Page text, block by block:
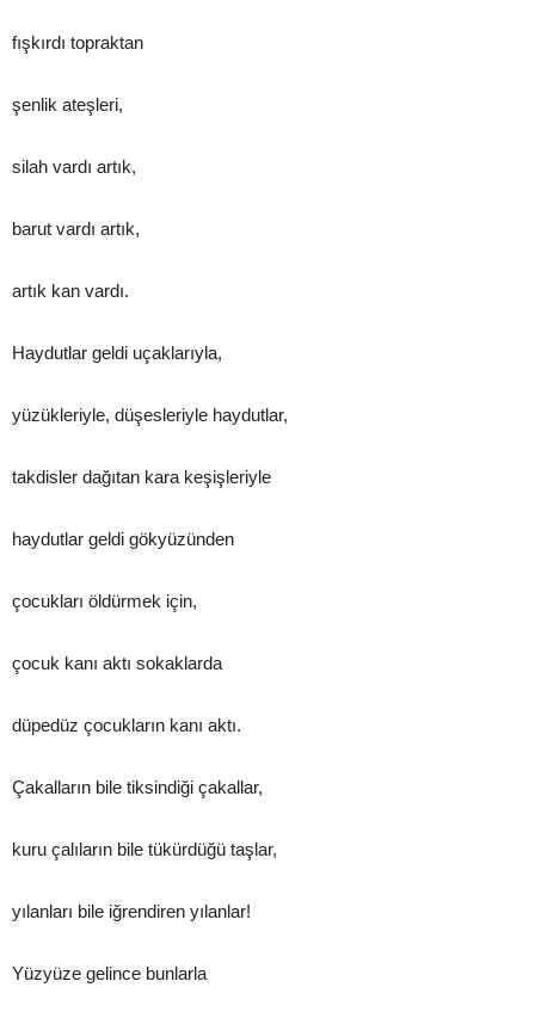
fışkırdı topraktan
şenlik ateşleri,
silah vardı artık,
barut vardı artık,
artık kan vardı.
Haydutlar geldi uçaklarıyla,
yüzükleriyle, düşesleriyle haydutlar,
takdisler dağıtan kara keşişleriyle
haydutlar geldi gökyüzünden
çocukları öldürmek için,
çocuk kanı aktı sokaklarda
düpedüz çocukların kanı aktı.
Çakalların bile tiksindiği çakallar,
kuru çalıların bile tükürdüğü taşlar,
yılanları bile iğrendiren yılanlar!
Yüzyüze gelince bunlarla